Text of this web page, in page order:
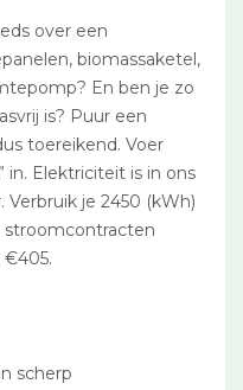
over een
biomassaketel,
En ben je zo
is? Puur een
toereikend. Voer
in. Elektriciteit is in ons
Verbruik je 2450 (kWh)
stroomcontracten
€405.
scherp